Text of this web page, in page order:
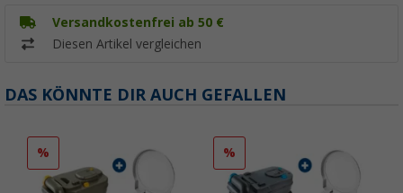
Versandkostenfrei ab 50 €
Diesen Artikel vergleichen
DAS KÖNNTE DIR AUCH GEFALLEN
% %